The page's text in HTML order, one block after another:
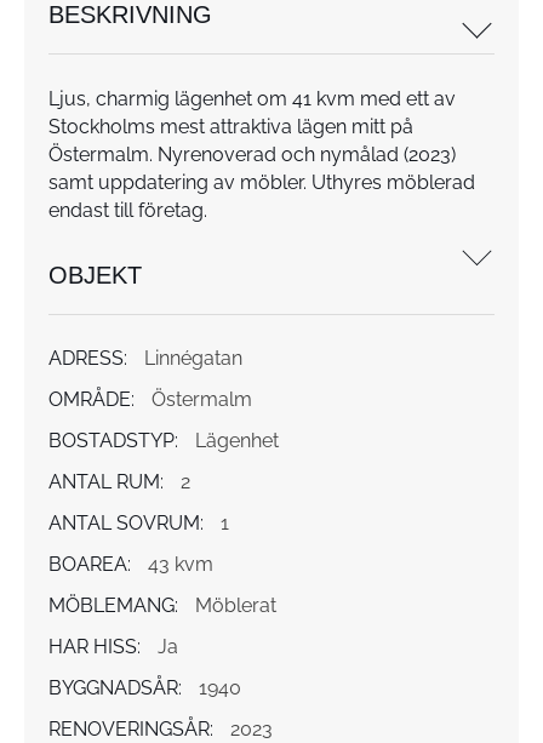
BESKRIVNING
Ljus, charmig lägenhet om 41 kvm med ett av
Stockholms mest attraktiva lägen mitt på
Östermalm. Nyrenoverad och nymålad (2023)
samt uppdatering av möbler. Uthyres möblerad
endast till företag.
OBJEKT
ADRESS:
Linnégatan
OMRÅDE:
Östermalm
BOSTADSTYP:
Lägenhet
ANTAL RUM:
2
ANTAL SOVRUM:
1
BOAREA:
43 kvm
MÖBLEMANG:
Möblerat
HAR HISS:
Ja
BYGGNADSÅR:
1940
RENOVERINGSÅR:
2023